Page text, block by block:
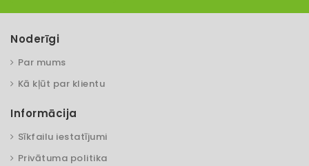
Noderīgi
Par mums
Kā kļūt par klientu
Informācija
Sīkfailu iestatījumi
Privātuma politika